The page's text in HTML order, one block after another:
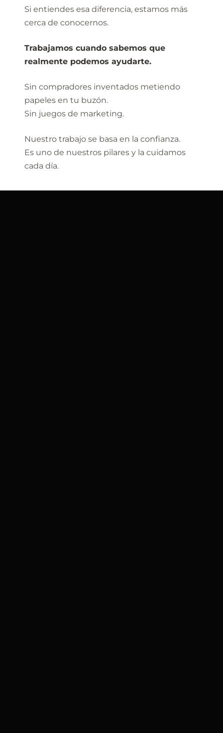
Si entiendes esa diferencia, estamos más
cerca de conocernos.
Trabajamos cuando sabemos que
realmente podemos ayudarte.
Sin compradores inventados metiendo
papeles en tu buzón.
Sin juegos de marketing.
Nuestro trabajo se basa en la confianza.
Es uno de nuestros pilares y la cuidamos
cada día.